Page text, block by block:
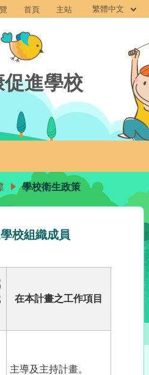
首頁 主站 繁體中文
進學校
學校衛生政策
校組織成員
在本計畫之工作項目
主導及主持計畫。